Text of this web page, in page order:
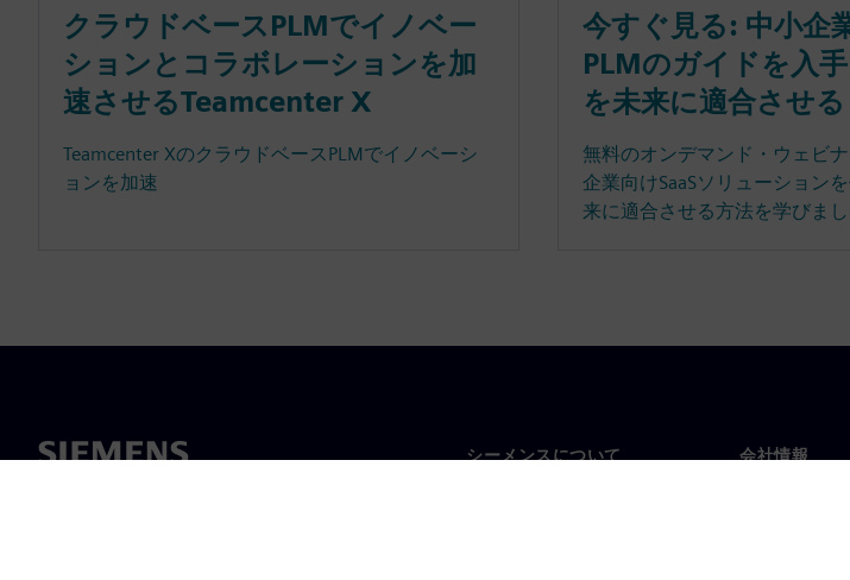
クラウドベースPLMでイノベー
ションとコラボレーションを加
速させるTeamcenter X
Teamcenter XのクラウドベースPLMでイノベーシ
ョンを加速
今すぐ見る: 中小企
PLMのガイドを入
を未来に適合させる
無料のオンデマンド・ウェビ
企業向けSaaSソリューション
来に適合させる方法を学びまし
シーメンスについて 会社情報